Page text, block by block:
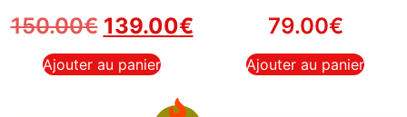
150.00€ 139.00€
Ajouter au panier
79.00€
Ajouter au panier